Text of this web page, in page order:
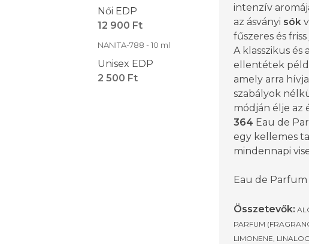
Női EDP
12 900 Ft
NANITA-788 - 10 ml
Unisex EDP
2 500 Ft
intenzív
az ásványi sók
fűszeres és
A klasszikus és
ellentétek
amely arra
szabályok
módján élje az
364 Eau de
egy kellemes
mindennapi
Eau de Parfum
Összetevők:
PARFUM
LIMONENE,